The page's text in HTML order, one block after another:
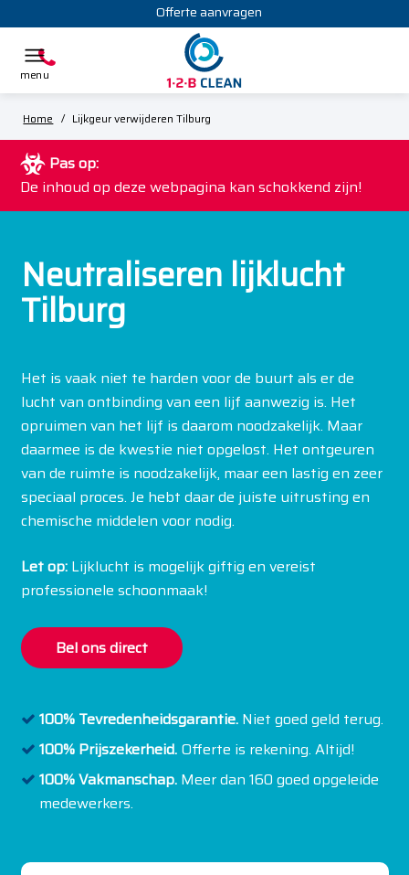
Offerte aanvragen
Home / Lijkgeur verwijderen Tilburg
Pas op:
De inhoud op deze webpagina kan schokkend zijn!
Neutraliseren lijklucht
Tilburg
Het is vaak niet te harden voor de buurt als er de
lucht van ontbinding van een lijf aanwezig is. Het
opruimen van het lijf is daarom noodzakelijk. Maar
daarmee is de kwestie niet opgelost. Het ontgeuren
van de ruimte is noodzakelijk, maar een lastig en zeer
speciaal proces. Je hebt daar de juiste uitrusting en
chemische middelen voor nodig.
Let op:Lijklucht is mogelijk giftig en vereist
professionele schoonmaak!
Bel ons direct
100% Tevredenheidsgarantie. Niet goed geld terug.
100% Prijszekerheid. Offerte is rekening. Altijd!
100% Vakmanschap. Meer dan 160 goed opgeleide
medewerkers.